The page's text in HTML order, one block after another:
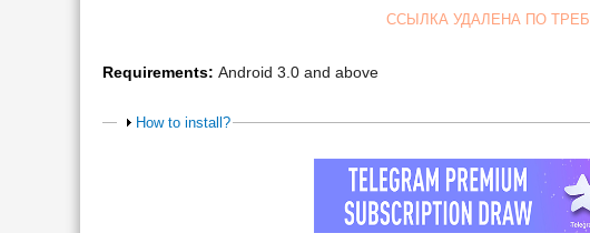
ССЫЛКА УДАЛЕНА ПО
Requirements: Android 3.0 and above
How to install?